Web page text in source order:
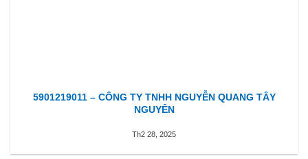
5901219011 – CÔNG TY TNHH NGUYỄN QUANG TÂY
NGUYÊN
Th2 28, 2025